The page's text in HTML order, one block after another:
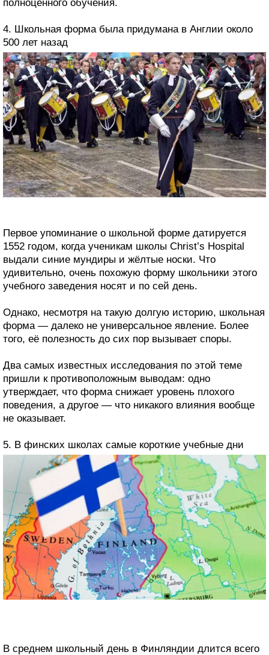
полноценного обучения.
4. Школьная форма была придумана в Англии около
500 лет назад
Первое упоминание о школьной форме датируется
1552 годом, когда ученикам школы Christ’s Hospital
выдали синие мундиры и жёлтые носки. Что
удивительно, очень похожую форму школьники этого
учебного заведения носят и по сей день.
Однако, несмотря на такую долгую историю, школьная
форма — далеко не универсальное явление. Более
того, её полезность до сих пор вызывает споры.
Два самых известных исследования по этой теме
пришли к противоположным выводам: одно
утверждает, что форма снижает уровень плохого
поведения, а другое — что никакого влияния вообще
не оказывает.
5. В финских школах самые короткие учебные дни
В среднем школьный день в Финляндии длится всего